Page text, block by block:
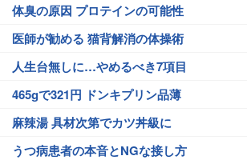
体臭の原因 プロテインの可能性
医師が勧める 猫背解消の体操術
人生台無しに…やめるべき7項目
465gで321円 ドンキプリン品薄
麻辣湯 具材次第でカツ丼級に
うつ病患者の本音とNGな接し方